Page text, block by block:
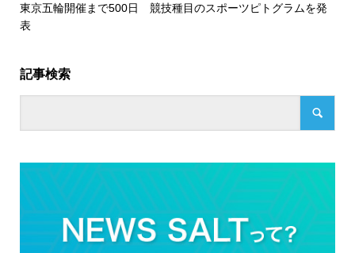
東京五輪開催まで500日 競技種目のスポーツピトグラムを発
表
記事検索